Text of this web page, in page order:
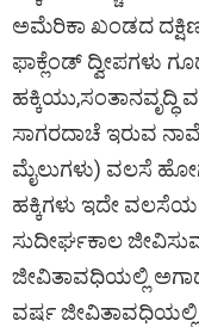
ಅಮೆರಿಕಾ ಖಂಡದ
ಫಾಕ್ಲೆಂಡ್‌ ದ್ವೀಪಗಳು
ಸಾಗರದಾಚೆ ಇರುವ
ಮೈಲುಗಳು) ವಲಸೆ
ಹಕ್ಕಿಗಳು ಇದೇ
ಸುದೀರ್ಘಕಾಲ
ಜೀವಿತಾವಧಿಯಲ್ಲಿ ಅಗಾಧ
ವರ್ಷ